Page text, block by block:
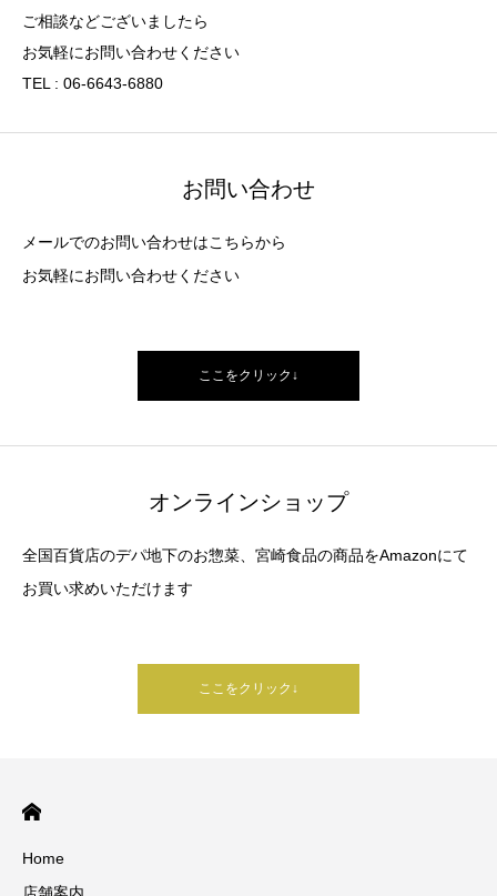
ご相談などございましたら
お気軽にお問い合わせください
TEL : 06-6643-6880
お問い合わせ
メールでのお問い合わせはこちらから
お気軽にお問い合わせください
ここをクリック↓
オンラインショップ
全国百貨店のデパ地下のお惣菜、宮崎食品の商品をAmazonにて
お買い求めいただけます
ここをクリック↓
Home